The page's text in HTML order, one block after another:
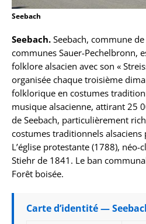
Seebach
Seebach. Seebach, commune
communes Sauer-Pechelbronn,
folklore alsacien avec son «
organisée chaque troisième
folklorique en costumes
musique alsacienne, attirant 25
de Seebach, particulièrement
costumes traditionnels alsaciens
L’église protestante (1788),
Stiehr de 1841. Le ban
Forêt boisée.
Carte d’identité —